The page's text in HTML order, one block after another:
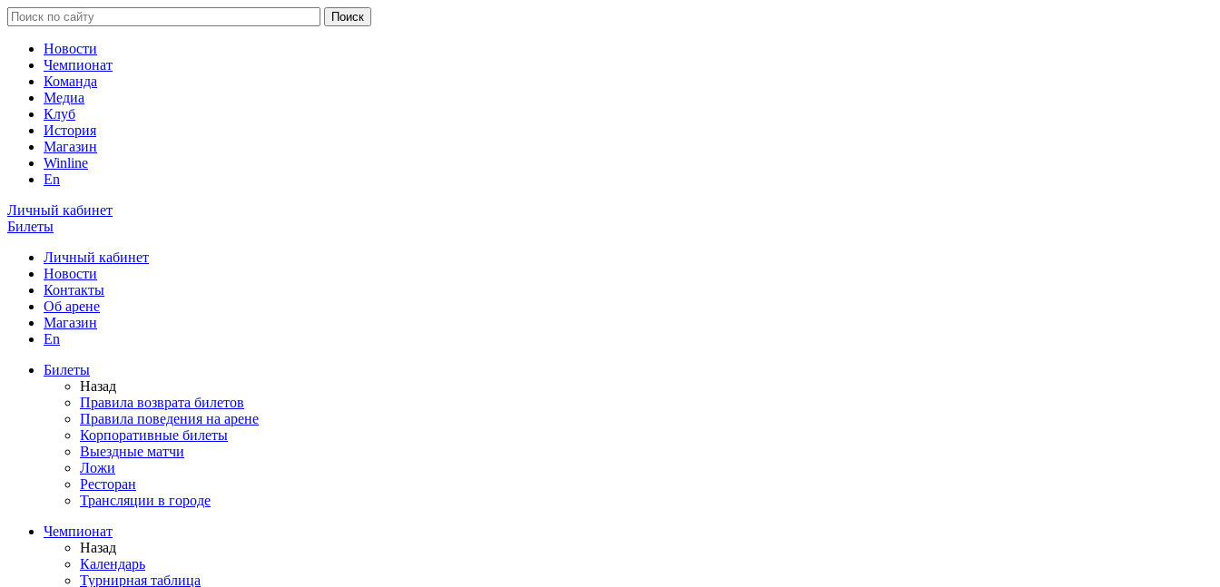
Новости
Чемпионат
Команда
Медиа
Клуб
История
Магазин
Winline
En
Личный кабинет
Билеты
Личный кабинет
Новости
Контакты
Об арене
Магазин
En
Билеты
Назад
Правила возврата билетов
Правила поведения на арене
Корпоративные билеты
Выездные матчи
Ложи
Ресторан
Трансляции в городе
Чемпионат
Назад
Календарь
Турнирная таблица